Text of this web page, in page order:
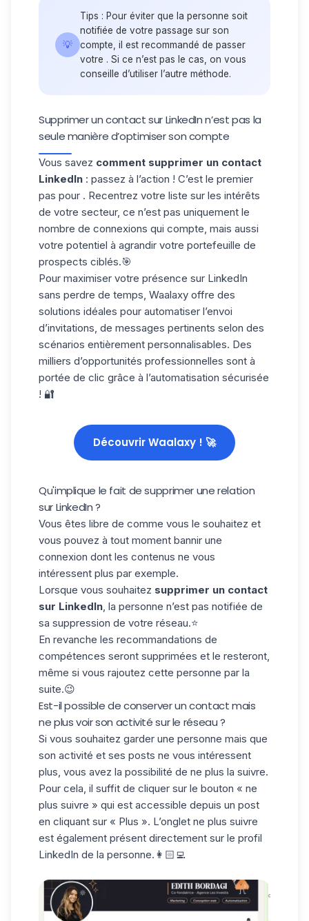
💡
Tips : Pour éviter que la personne soit
notifiée de votre passage sur son
compte, il est recommandé de passer
votre . Si ce n’est pas le cas, on vous
conseille d’utiliser l’autre méthode.
Supprimer un contact sur LinkedIn n’est pas la
seule manière d’optimiser son compte
Vous savez comment supprimer un contact
LinkedIn : passez à l’action ! C’est le premier
pas pour . Recentrez votre liste sur les intérêts
de votre secteur, ce n’est pas uniquement le
nombre de connexions qui compte, mais aussi
votre potentiel à agrandir votre portefeuille de
prospects ciblés.🎯
Pour maximiser votre présence sur LinkedIn
sans perdre de temps, Waalaxy offre des
solutions idéales pour automatiser l’envoi
d’invitations, de messages pertinents selon des
scénarios entièrement personnalisables. Des
milliers d’opportunités professionnelles sont à
portée de clic grâce à l’automatisation sécurisée
! 🔐
Découvrir Waalaxy ! 🚀
Qu'implique le fait de supprimer une relation
sur LinkedIn ?
Vous êtes libre de comme vous le souhaitez et
vous pouvez à tout moment bannir une
connexion dont les contenus ne vous
intéressent plus par exemple.
Lorsque vous souhaitez supprimer un contact
sur LinkedIn , la personne n’est pas notifiée de
sa suppression de votre réseau.⭐️
En revanche les recommandations de
compétences seront supprimées et le resteront,
même si vous rajoutez cette personne par la
suite.😉
Est-il possible de conserver un contact mais
ne plus voir son activité sur le réseau ?
Si vous souhaitez garder une personne mais que
son activité et ses posts ne vous intéressent
plus, vous avez la possibilité de ne plus la suivre.
Pour cela, il suffit de cliquer sur le bouton « ne
plus suivre » qui est accessible depuis un post
en cliquant sur « Plus ». L’onglet ne plus suivre
est également présent directement sur le profil
LinkedIn de la personne.👩🏻‍💻